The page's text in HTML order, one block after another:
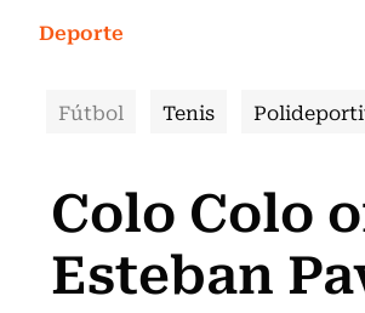
Deporte
Fútbol Tenis
Colo Colo
Esteban